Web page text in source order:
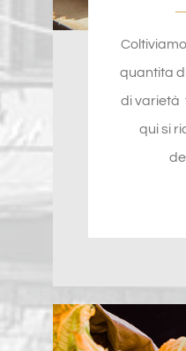
quantita
di varietà
qui si